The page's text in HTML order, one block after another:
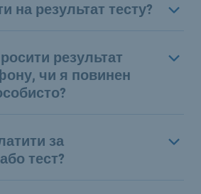
на результат тесту?
результат
чи я повинен
за
тест?